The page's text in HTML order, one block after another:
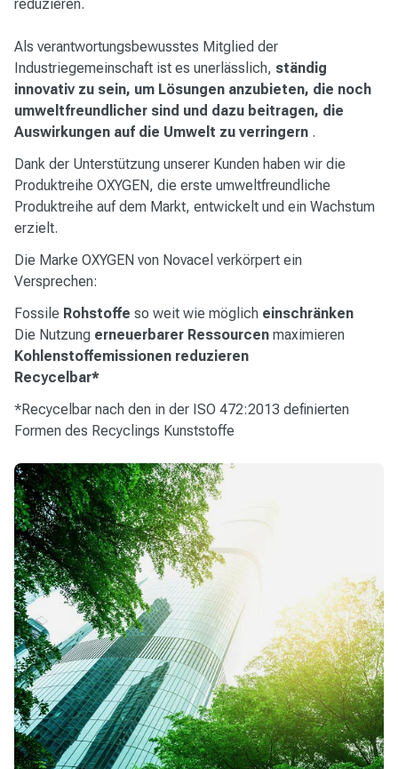
reduzieren.
Als verantwortungsbewusstes Mitglied der
Industriegemeinschaft ist es unerlässlich, ständig
innovativ zu sein, um Lösungen anzubieten, die noch
umweltfreundlicher sind und dazu beitragen, die
Auswirkungen auf die Umwelt zu verringern .
Dank der Unterstützung unserer Kunden haben wir die
Produktreihe OXYGEN, die erste umweltfreundliche
Produktreihe auf dem Markt, entwickelt und ein Wachstum
erzielt.
Die Marke OXYGEN von Novacel verkörpert ein
Versprechen:
Fossile Rohstoffe so weit wie möglich einschränken
Die Nutzung erneuerbarer Ressourcen maximieren
Kohlenstoffemissionen reduzieren
Recycelbar*
*Recycelbar nach den in der ISO 472:2013 definierten
Formen des Recyclings Kunststoffe